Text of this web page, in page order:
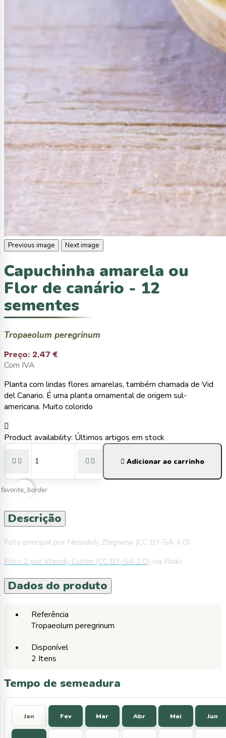
Previous image Next image
Capuchinha amarela ou
Flor de canário - 12
sementes
Tropaeolum peregrinum
Preço: 2,47 €
Com IVA
Planta com lindas flores amarelas, também chamada de Vid
del Canario. É uma planta ornamental de origem sul-
americana. Muito colorido

Product availability: Últimos artigos em stock
     Adicionar ao carrinho
favorite_border
Descrição
Foto principal por Niepokój Zbigniew (CC BY-SA 4.0)
Foto 2 por Wendy Cutler (CC BY-SA 2.0) via Flickr
Dados do produto
Referência
Tropaeolum peregrinum
Disponível
2 Itens
Tempo de semeadura
Jan Fev Mar Abr Mai Jun